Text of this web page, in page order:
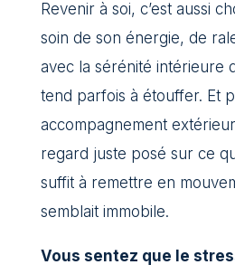
Revenir à soi, c’est aussi
soin de son énergie, de
avec la sérénité intérieure
tend parfois à étouffer. Et
accompagnement
regard juste posé sur ce
suffit à remettre en
semblait immobile.
Vous sentez que le